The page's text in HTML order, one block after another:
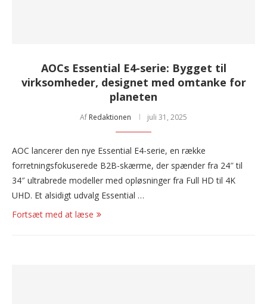
AOCs Essential E4-serie: Bygget til
virksomheder, designet med omtanke for
planeten
Af Redaktionen juli 31, 2025
AOC lancerer den nye Essential E4-serie, en række
forretningsfokuserede B2B-skærme, der spænder fra 24″ til
34″ ultrabrede modeller med opløsninger fra Full HD til 4K
UHD. Et alsidigt udvalg Essential …
Fortsæt med at læse